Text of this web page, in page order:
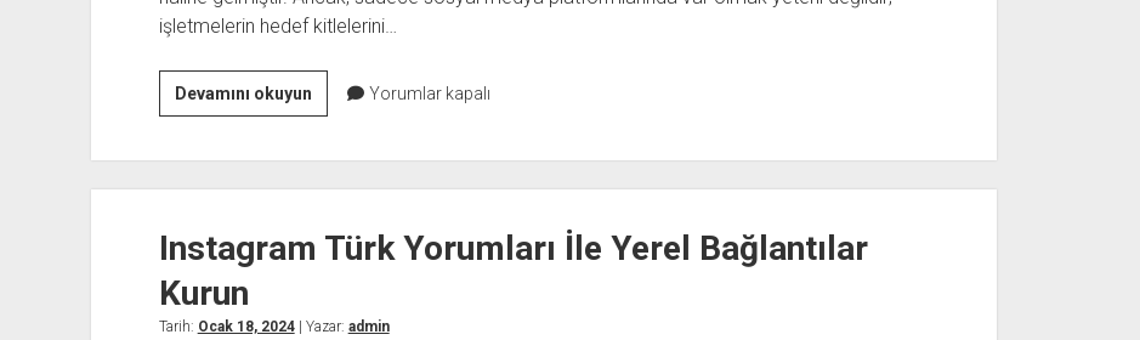
işletmelerin hedef kitlelerini…
Devamını okuyunSosyal
Medya
İşletmenizi
Kişiye
Yorumlar kapalı
Instagram Türk Yorumları İle Yerel Bağlantılar
Kurun
Tarih: Ocak 18, 2024| Yazar: admin